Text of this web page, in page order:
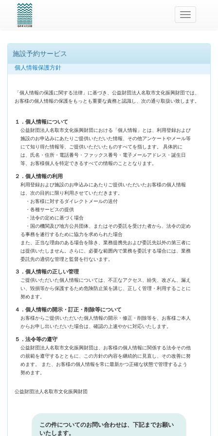
ナ
ビ
ン
ト
グ
施設予約サービス
個人情報保護方針
「個人情報の保護に関する法律」に基づき、公益財団法人名取市文化振興財団では、
お客様の個人情報の保護をもっとも重要な責務と認識し、次の通り取扱い致します。
１．個人情報について
公益財団法人名取市文化振興財団における「個人情報」とは、利用登録および
施設のお申込みにあたりご提供いただいた情報、その他アンケートやメール等
にて知り得た情報等、ご提供いただいたものすべてを指します。 具体的に
は、氏名・住所・電話番号・ファックス番号・電子メールアドレス・誕生日
等、お客様個人を特定できるすべての情報のこととなります。
２．個人情報の利用
利用登録および施設のお申込みにあたりご提供いただいたお客様の個人情報
は、次の目的に限り利用させていただきます。
・お客様に対するダイレクトメールの送付
・各種サービスの提供
・法令の定めに基づく場合
・国の機関及び地方公共団体、またはその委託を受けた者から、法令の定め
る事務を遂行するために協力を求められた場合
また、正当な理由のある場合を除き、業務提携先および委託先以外の第三者に
は提供いたしません。さらに、必要な範囲内で業務を委託する場合には、業務
委託先の適切な管理と監督を行ないます。
３．個人情報の正しい管理
ご提供いただいた個人情報については、不正なアクセス、紛失、改ざん、漏え
い、毀損等から保護するため危険防止策を講じ、正しく管理・利用することに
努めます。
４．個人情報の開示・訂正・削除等について
お客様からご提供いただいた個人情報の開示・修正・削除等を、お客様ご本人
からお申し出いただいた場合は、確認の上速やかに対応いたします。
５．法令等の遵守
公益財団法人名取市文化振興財団は、お客様の個人情報に関係する法令その他
の規範を遵守するとともに、この方針の内容を継続的に見直し、その改善に努
めます。 また、お客様の個人情報を常に最新かつ正確な状態で管理するよう
努めます。
公益財団法人名取市文化振興財団
この件についてのお問い合わせは、下記までお願い
いたします。